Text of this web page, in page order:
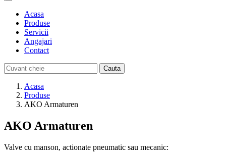
Acasa
Produse
Servicii
Angajari
Contact
Acasa
Produse
AKO Armaturen
AKO Armaturen
Valve cu manson, actionate pneumatic sau mecanic: